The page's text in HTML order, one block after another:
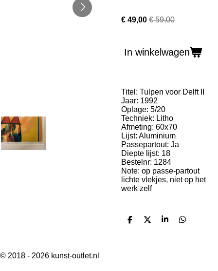
€ 49,00 € 59,00
In winkelwagen
Titel: Tulpen voor Delft II
Jaar: 1992
Oplage: 5/20
Techniek: Litho
Afmeting: 60x70
Lijst: Aluminium
Passepartout: Ja
Diepte lijst: 18
Bestelnr: 1284
Note: op passe-partout
lichte vlekjes, niet op het
werk zelf
D
D
S
D
© 2018 - 2026 kunst-outlet.nl